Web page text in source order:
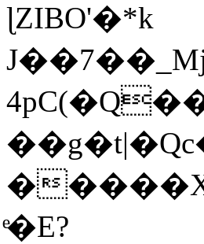
ɭZIBO'�*k
�
ͤ�E?